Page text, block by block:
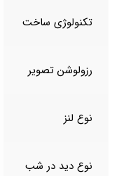
تکنولوژی ساخت
رزولوشن تصویر
نوع لنز
نوع دید در شب